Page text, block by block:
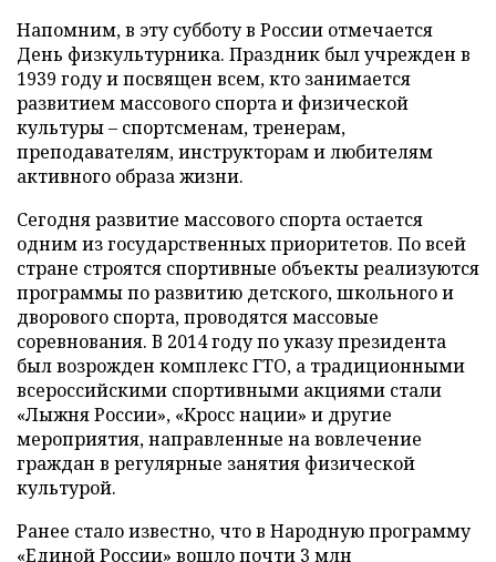
Напомним, в эту субботу в России отмечается
День физкультурника. Праздник был учрежден в
1939 году и посвящен всем, кто занимается
развитием массового спорта и физической
культуры – спортсменам, тренерам,
преподавателям, инструкторам и любителям
активного образа жизни.
Сегодня развитие массового спорта остается
одним из государственных приоритетов. По всей
стране строятся спортивные объекты реализуются
программы по развитию детского, школьного и
дворового спорта, проводятся массовые
соревнования. В 2014 году по указу президента
был возрожден комплекс ГТО, а традиционными
всероссийскими спортивными акциями стали
«Лыжня России», «Кросс нации» и другие
мероприятия, направленные на вовлечение
граждан в регулярные занятия физической
культурой.
Ранее стало известно, что в Народную программу
«Единой России» вошлопочти 3 млн